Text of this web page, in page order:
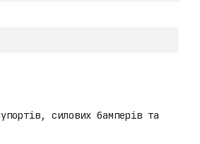
силових бамперів та